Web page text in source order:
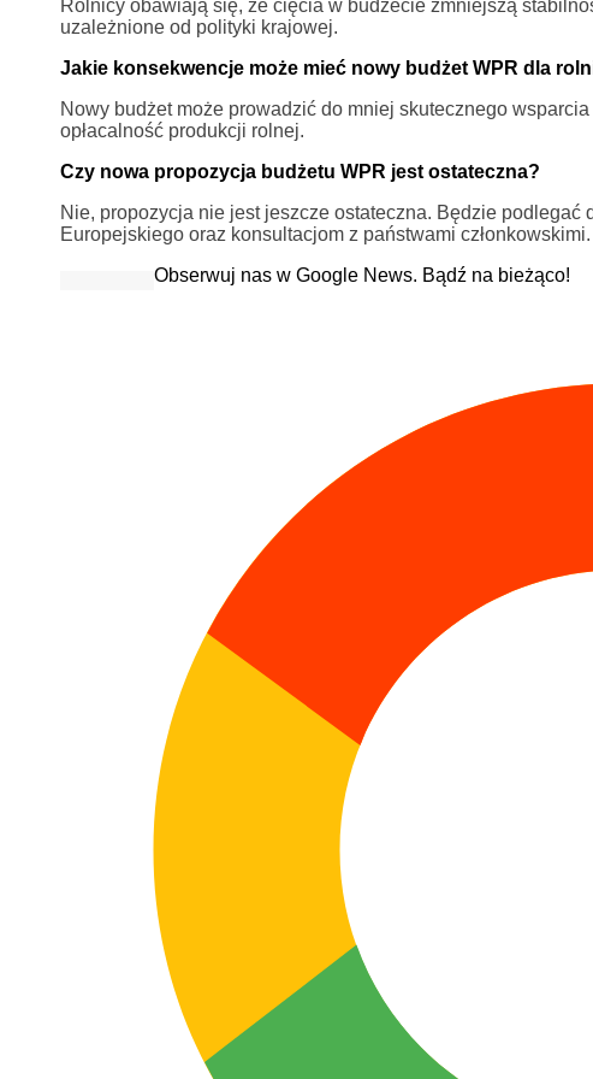
Rolnicy obawiają się, że cięcia w budżecie zmniejszą
uzależnione od polityki krajowej.
Jakie konsekwencje może mieć nowy budżet WPR dla
Nowy budżet może prowadzić do mniej skutecznego
opłacalność produkcji rolnej.
Czy nowa propozycja budżetu WPR jest ostateczna?
Nie, propozycja nie jest jeszcze ostateczna. Będzie
Europejskiego oraz konsultacjom z państwami członkowskimi.
Obserwuj nas w Google News. Bądź na bieżąco!